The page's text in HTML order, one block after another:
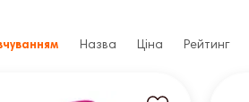
Назва Ціна Рейтинг